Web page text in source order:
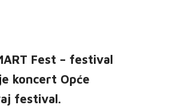
Fest – festival
koncert Opće
festival.